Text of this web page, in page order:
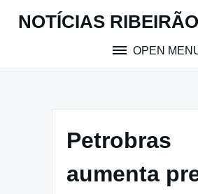
NOTÍCIAS
OPEN
Petrobras
aumenta